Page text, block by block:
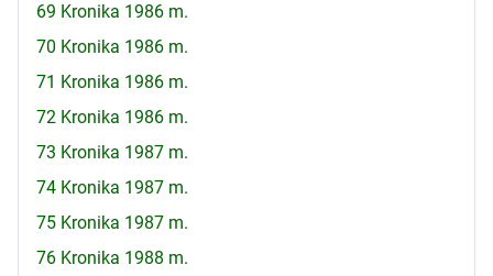
69 Kronika 1986 m.
70 Kronika 1986 m.
71 Kronika 1986 m.
72 Kronika 1986 m.
73 Kronika 1987 m.
74 Kronika 1987 m.
75 Kronika 1987 m.
76 Kronika 1988 m.